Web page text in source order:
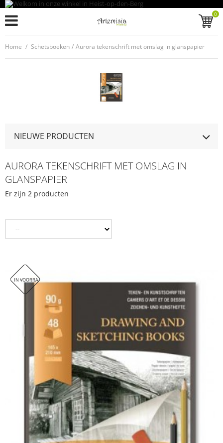
0
Home / Schetsboeken / Aurora tekenschrift met omslag in glanspapier
NIEUWE PRODUCTEN
AURORA TEKENSCHRIFT MET OMSLAG IN
GLANSPAPIER
Er zijn 2 producten
IN VOORRAAD